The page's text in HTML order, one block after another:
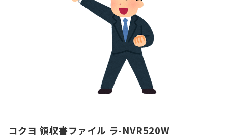
コクヨ 領収書ファイル ラ-NVR520W